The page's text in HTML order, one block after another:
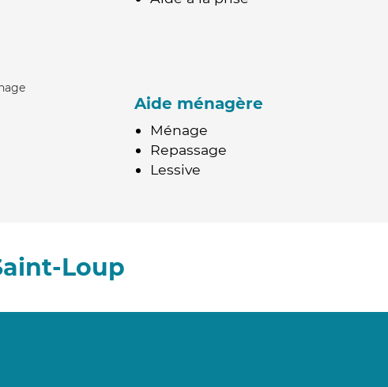
Aide ménagère
Ménage
Repassage
Lessive
Loup